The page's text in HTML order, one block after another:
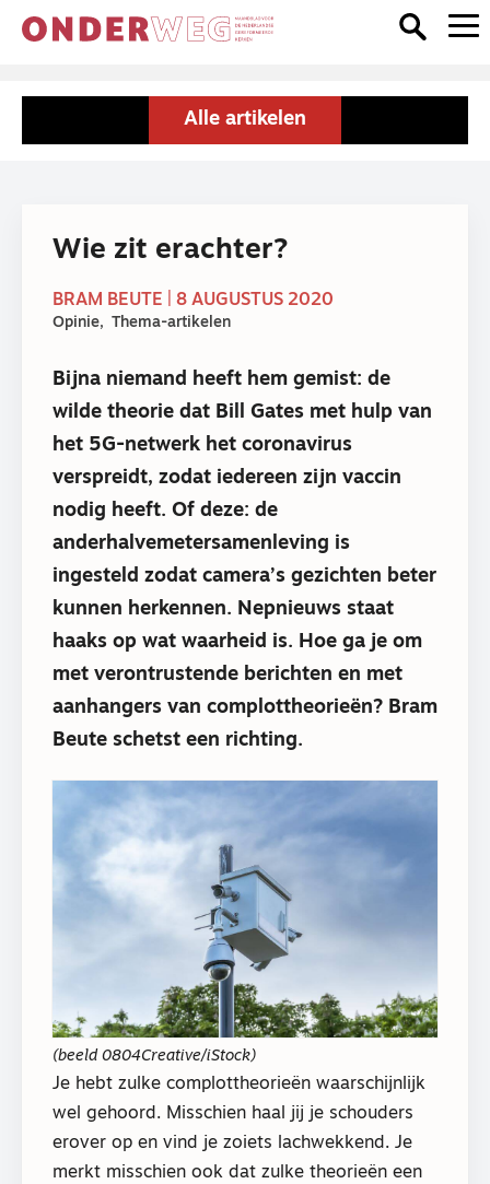
Alle artikelen
Wie zit erachter?
BRAM BEUTE | 8 AUGUSTUS 2020
Opinie Thema-artikelen
Bijna niemand heeft hem gemist: de
wilde theorie dat Bill Gates met hulp van
het 5G-netwerk het coronavirus
verspreidt, zodat iedereen zijn vaccin
nodig heeft. Of deze: de
anderhalvemetersamenleving is
ingesteld zodat camera’s gezichten beter
kunnen herkennen. Nepnieuws staat
haaks op wat waarheid is. Hoe ga je om
met verontrustende berichten en met
aanhangers van complottheorieën? Bram
Beute schetst een richting.
(beeld 0804Creative/iStock)
Je hebt zulke complottheorieën waarschijnlijk
wel gehoord. Misschien haal jij je schouders
erover op en vind je zoiets lachwekkend. Je
merkt misschien ook dat zulke theorieën een